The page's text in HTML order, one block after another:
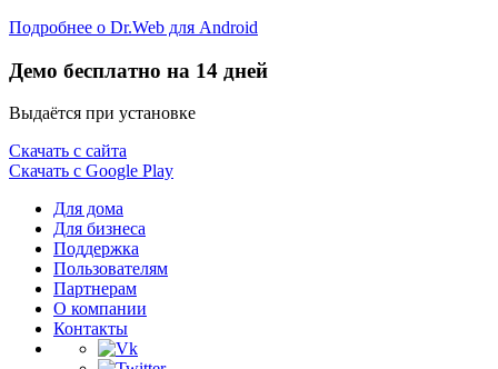
Подробнее о Dr.Web для Android
Демо бесплатно на 14 дней
Выдаётся при установке
Скачать с сайта
Скачать с Google Play
Для дома
Для бизнеса
Поддержка
Пользователям
Партнерам
О компании
Контакты